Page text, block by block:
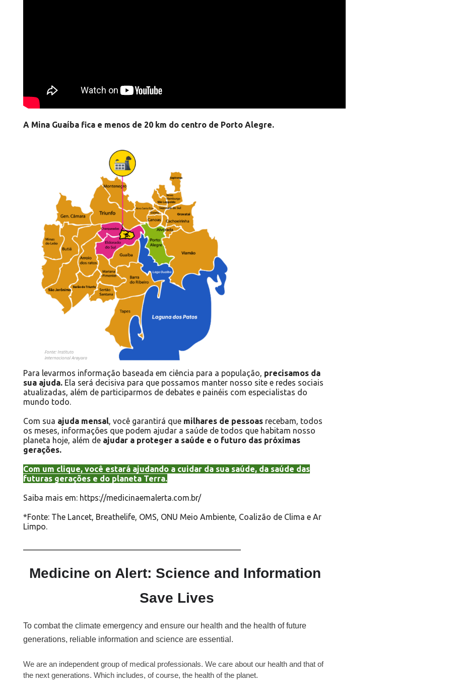
A Mina Guaíba fica e menos de 20 km do centro de Porto Alegre.
Para levarmos informação baseada em ciência para a população, precisamos da
sua ajuda. Ela será decisiva para que possamos manter nosso site e redes sociais
atualizadas, além de participarmos de debates e painéis com especialistas do
mundo todo.
Com sua ajuda mensal, você garantirá que milhares de pessoas recebam, todos
os meses, informações que podem ajudar a saúde de todos que habitam nosso
planeta hoje, além de ajudar a proteger a saúde e o futuro das próximas
gerações.
Com um clique, você estará ajudando a cuidar da sua saúde, da saúde das
futuras gerações e do planeta Terra.
Saiba mais em: https://medicinaemalerta.com.br/
*Fonte: The Lancet, Breathelife, OMS, ONU Meio Ambiente, Coalizão de Clima e Ar
Limpo.
Medicine on Alert: Science and Information
Save Lives
To combat the climate emergency and ensure our health and the health of future
generations, reliable information and science are essential.
We are an independent group of medical professionals. We care about our health and that of
the next generations. Which includes, of course, the health of the planet.